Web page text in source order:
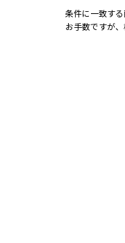
条件に一致する
お手数ですが